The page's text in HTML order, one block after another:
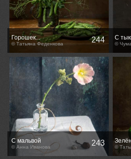
Горошек...
© Татьяна Феденкова 244 С
©
С мальвой
© Анна Иванова 243 ©